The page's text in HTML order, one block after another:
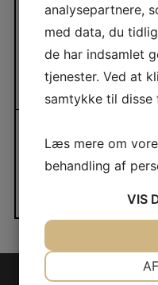
analysepartnere,
med data, du
de har indsamlet
tjenester. Ved at
samtykke til disse
Læs mere om
behandling af
VIS